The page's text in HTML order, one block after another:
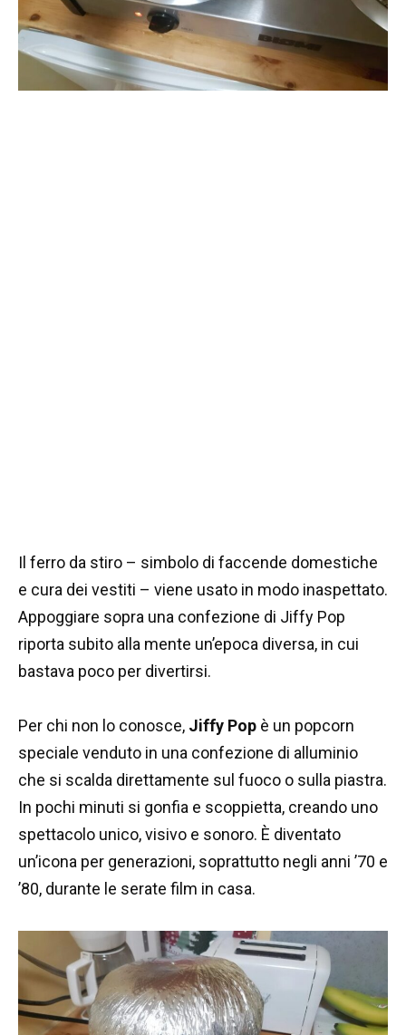
Il ferro da stiro – simbolo di faccende domestiche
e cura dei vestiti – viene usato in modo inaspettato.
Appoggiare sopra una confezione di Jiffy Pop
riporta subito alla mente un’epoca diversa, in cui
bastava poco per divertirsi.
Per chi non lo conosce, Jiffy Pop è un popcorn
speciale venduto in una confezione di alluminio
che si scalda direttamente sul fuoco o sulla piastra.
In pochi minuti si gonfia e scoppietta, creando uno
spettacolo unico, visivo e sonoro. È diventato
un’icona per generazioni, soprattutto negli anni ’70 e
’80, durante le serate film in casa.